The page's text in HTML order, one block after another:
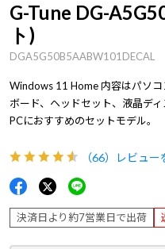
G-Tune DG-
ト)
DGA5G50B5AABW101DECAL
Windows 11 Home 内容はパソ
ボード、ヘッドセット、液晶デ
PCにおすすめのセットモデル。
（66） レビュー
決済日より約7営業日で出荷